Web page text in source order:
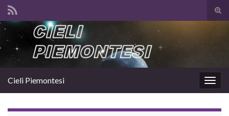
il
Search for:
la
Cieli Piemontesi